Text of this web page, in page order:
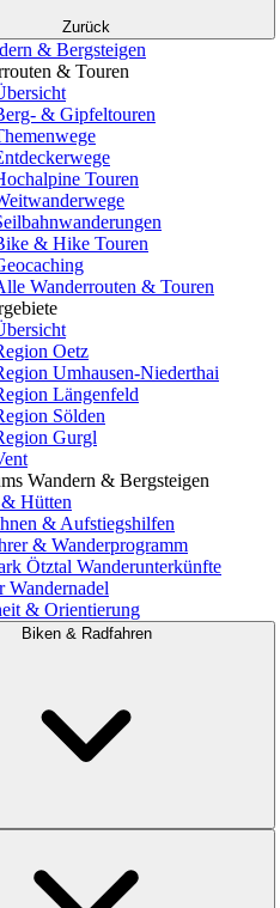
Zurück
& Bergsteigen
& Touren
& Gipfeltouren
Touren
& Hike Touren
Wanderrouten & Touren
Oetz
Umhausen-Niederthai
Längenfeld
Sölden
Gurgl
Wandern & Bergsteigen
Hütten
& Aufstiegshilfen
& Wanderprogramm
Ötztal Wanderunterkünfte
Wandernadel
& Orientierung
Biken & Radfahren